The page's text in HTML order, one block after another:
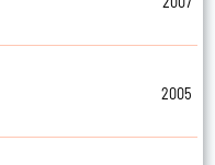
2005